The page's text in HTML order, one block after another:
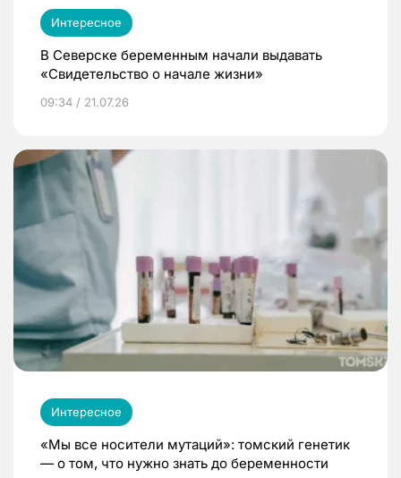
Интересное
В Северске беременным начали выдавать
«Свидетельство о начале жизни»
09:34 / 21.07.26
Интересное
«Мы все носители мутаций»: томский генетик
— о том, что нужно знать до беременности